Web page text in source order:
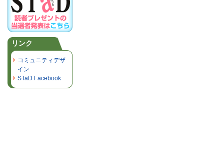
リンク
コミュニティデザ
イン
STaD Facebook